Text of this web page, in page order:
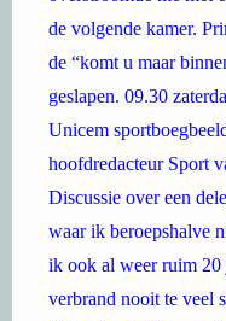
de volgende kamer.
de “komt u maar
geslapen. 09.30
Unicem
hoofdredacteur Sport
Discussie over een
waar ik beroepshalve
ik ook al weer ruim
verbrand nooit te veel